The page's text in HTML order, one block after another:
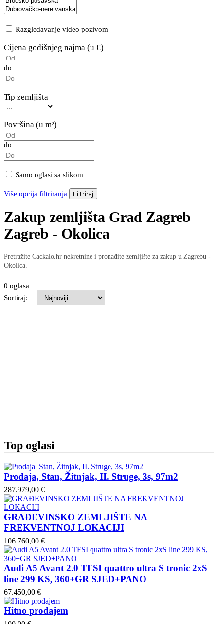
Razgledavanje video pozivom
Cijena godišnjeg najma (u €)
do
Tip zemljišta
Površina (u m²)
do
Samo oglasi sa slikom
Više opcija filtriranja Filtriraj
Zakup zemljišta Grad Zagreb
Zagreb - Okolica
Pretražite Cackalo.hr nekretnine i pronađite zemljište za zakup u Zagrebu -
Okolica.
0 oglasa
Sortiraj:
Top oglasi
Prodaja, Stan, Žitnjak, II. Struge, 3s, 97m2
287.979,00 €
GRAĐEVINSKO ZEMLJIŠTE NA
FREKVENTNOJ LOKACIJI
106.760,00 €
Audi A5 Avant 2.0 TFSI quattro ultra S tronic 2xS
line 299 KS, 360+GR SJED+PANO
67.450,00 €
Hitno prodajem